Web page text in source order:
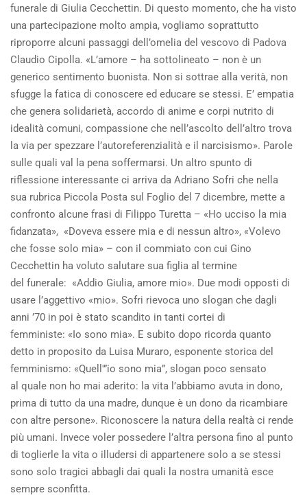
E
IL
NAVALNY
funerale di Giulia Cecchettin. Di questo momento, che ha visto
una partecipazione molto ampia, vogliamo soprattutto
riproporre alcuni passaggi dell’omelia del vescovo di Padova
Claudio Cipolla. «L’amore – ha sottolineato – non è un
generico sentimento buonista. Non si sottrae alla verità, non
sfugge la fatica di conoscere ed educare se stessi. E’ empatia
che genera solidarietà, accordo di anime e corpi nutrito di
idealità comuni, compassione che nell’ascolto dell’altro trova
la via per spezzare l’autoreferenzialità e il narcisismo». Parole
sulle quali val la pena soffermarsi. Un altro spunto di
riflessione interessante ci arriva da Adriano Sofri che nella
sua rubrica Piccola Posta sul Foglio del 7 dicembre, mette a
confronto alcune frasi di Filippo Turetta – «Ho ucciso la mia
fidanzata», «Doveva essere mia e di nessun altro», «Volevo
che fosse solo mia» – con il commiato con cui Gino
Cecchettin ha voluto salutare sua figlia al termine
del funerale: «Addio Giulia, amore mio». Due modi opposti di
usare l’aggettivo «mio». Sofri rievoca uno slogan che dagli
anni ’70 in poi è stato scandito in tanti cortei di
femministe: «Io sono mia». E subito dopo ricorda quanto
detto in proposito da Luisa Muraro, esponente storica del
femminismo: «Quell'”io sono mia”, slogan poco sensato
al quale non ho mai aderito: la vita l’abbiamo avuta in dono,
prima di tutto da una madre, dunque è un dono da ricambiare
con altre persone». Riconoscere la natura della realtà ci rende
più umani. Invece voler possedere l’altra persona fino al punto
di toglierle la vita o illudersi di appartenere solo a se stessi
sono solo tragici abbagli dai quali la nostra umanità esce
sempre sconfitta.